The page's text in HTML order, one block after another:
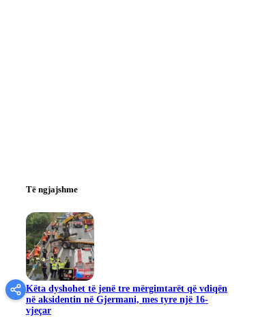
Të ngjajshme
Këta dyshohet të jenë tre mërgimtarët që vdiqën
në aksidentin në Gjermani, mes tyre një 16-
vjeçar